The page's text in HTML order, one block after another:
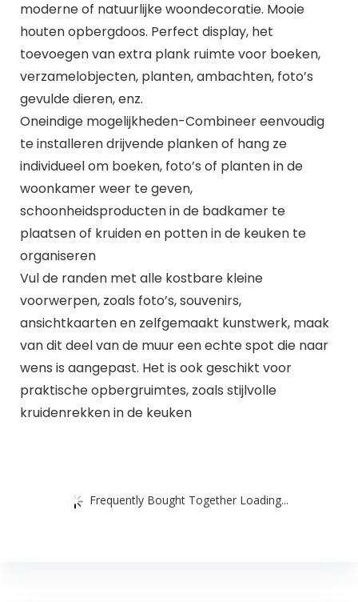
moderne of natuurlijke woondecoratie. Mooie
houten opbergdoos. Perfect display, het
toevoegen van extra plank ruimte voor boeken,
verzamelobjecten, planten, ambachten, foto’s
gevulde dieren, enz.
Oneindige mogelijkheden-Combineer eenvoudig
te installeren drijvende planken of hang ze
individueel om boeken, foto’s of planten in de
woonkamer weer te geven,
schoonheidsproducten in de badkamer te
plaatsen of kruiden en potten in de keuken te
organiseren
Vul de randen met alle kostbare kleine
voorwerpen, zoals foto’s, souvenirs,
ansichtkaarten en zelfgemaakt kunstwerk, maak
van dit deel van de muur een echte spot die naar
wens is aangepast. Het is ook geschikt voor
praktische opbergruimtes, zoals stijlvolle
kruidenrekken in de keuken
Frequently Bought Together Loading...